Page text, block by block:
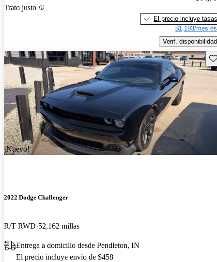
Trato justo
El precio incluye tasas
$1,193/mes
Verif. disponibilidad
¡Nuevo!
2022 Dodge Challenger
R/T RWD 52,162 millas
Entrega a domicilio desde Pendleton, IN
El precio incluye envío de $458